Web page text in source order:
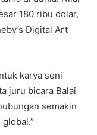
180 ribu dolar,
Digital Art
karya seni
juru bicara Balai
semakin